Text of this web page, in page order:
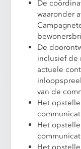
De
waaronder
De
inclusief de
actuele
van de
Het
Het
Het